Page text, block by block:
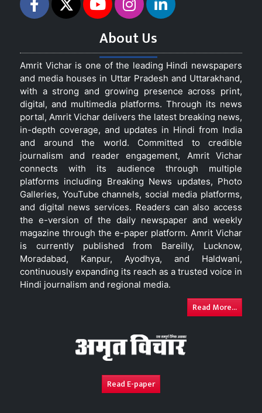
About Us
Amrit Vichar is one of the leading Hindi newspapers
and media houses in Uttar Pradesh and Uttarakhand,
with a strong and growing presence across print,
digital, and multimedia platforms. Through its news
portal, Amrit Vichar delivers the latest breaking news,
in-depth coverage, and updates in Hindi from India
and around the world. Committed to credible
journalism and reader engagement, Amrit Vichar
connects with its audience through multiple
platforms including Breaking News updates, Photo
Galleries, YouTube channels, social media platforms,
and digital news services. Readers can also access
the e-version of the daily newspaper and weekly
magazine through the e-paper platform. Amrit Vichar
is currently published from Bareilly, Lucknow,
Moradabad, Kanpur, Ayodhya, and Haldwani,
continuously expanding its reach as a trusted voice in
Hindi journalism and regional media.
Read More...
Read E-paper